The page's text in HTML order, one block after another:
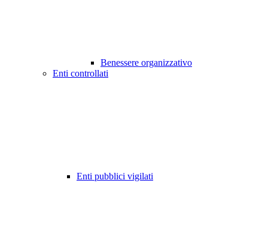
Benessere organizzativo
Enti controllati
Enti pubblici vigilati